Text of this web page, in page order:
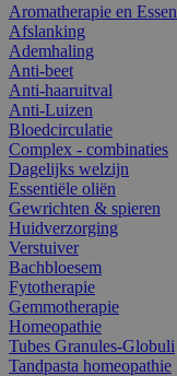
Aromatherapie en
Afslanking
Ademhaling
Anti-beet
Anti-haaruitval
Anti-Luizen
Bloedcirculatie
Complex - combinaties
Dagelijks welzijn
Essentiële oliën
Gewrichten & spieren
Huidverzorging
Verstuiver
Bachbloesem
Fytotherapie
Gemmotherapie
Homeopathie
Tubes Granules-Globuli
Tandpasta homeopathie